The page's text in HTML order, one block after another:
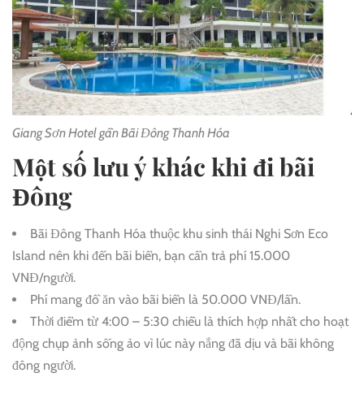
Giang Sơn Hotel gần Bãi Đông Thanh Hóa
Một số lưu ý khác khi đi bãi
Đông
Bãi Đông Thanh Hóa thuộc khu sinh thái Nghi Sơn Eco
Island nên khi đến bãi biển, bạn cần trả phí 15.000
VNĐ/người.
Phí mang đồ ăn vào bãi biển là 50.000 VNĐ/lần.
Thời điểm từ 4:00 – 5:30 chiều là thích hợp nhất cho hoạt
động chụp ảnh sống ảo vì lúc này nắng đã dịu và bãi không
đông người.